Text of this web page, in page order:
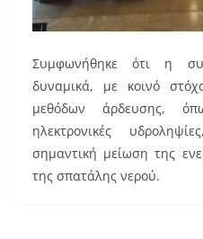
Συμφωνήθηκε ότι η
δυναμικά, με κοινό
μεθόδων άρδευσης,
ηλεκτρονικές
σημαντική μείωση της
της σπατάλης νερού.